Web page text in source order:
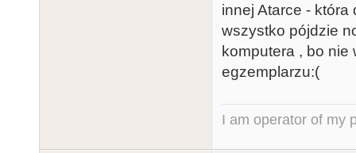
innej Atarce - która
wszystko pójdzie
komputera , bo nie
egzemplarzu:(
I am operator of my